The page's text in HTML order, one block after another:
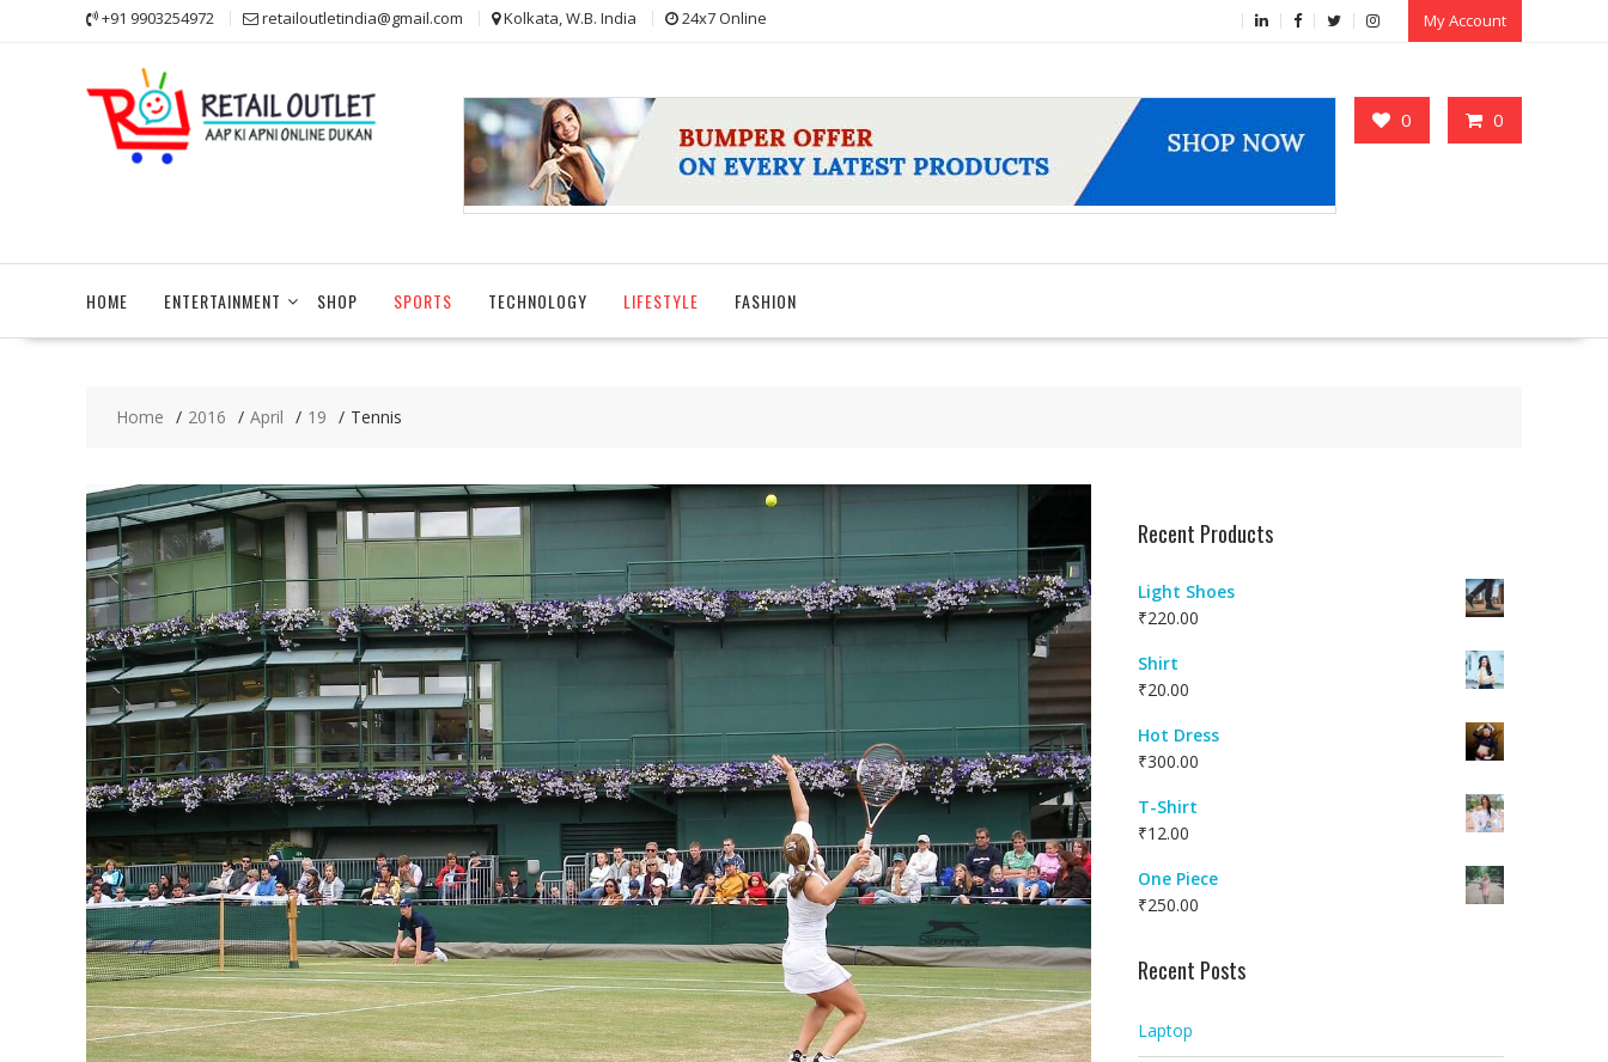
+91 9903254972 retailoutletindia@gmail.com Kolkata, W.B. India 24x7 Online My Account
0 0
HOME ENTERTAINMENT SHOP SPORTS TECHNOLOGY LIFESTYLE FASHION
Home 2016 April 19 Tennis
Recent Products
Light Shoes
₹220.00
Shirt
₹20.00
Hot Dress
₹300.00
T-Shirt
₹12.00
One Piece
₹250.00
Recent Posts
Laptop